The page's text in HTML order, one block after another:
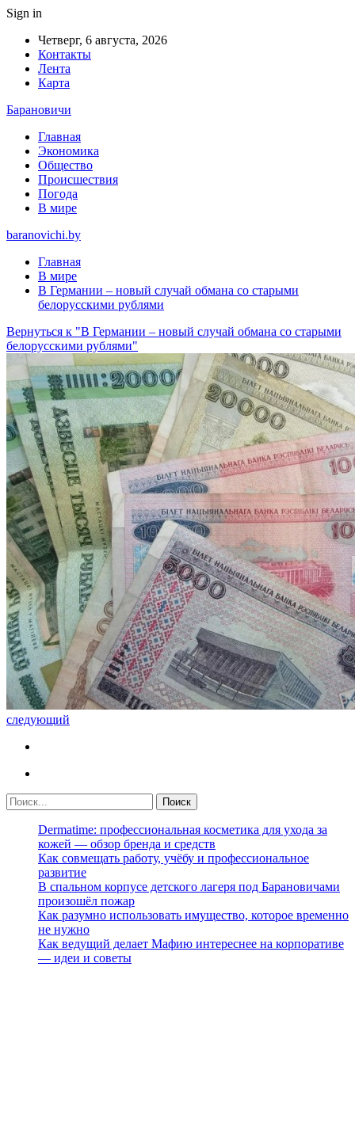
Sign in
Четверг, 6 августа, 2026
Контакты
Лента
Карта
Барановичи
Главная
Экономика
Общество
Происшествия
Погода
В мире
baranovichi.by
Главная
В мире
В Германии – новый случай обмана со старыми
белорусскими рублями
Вернуться к "В Германии – новый случай обмана со старыми
белорусскими рублями"
следующий
Dermatime: профессиональная косметика для ухода за
кожей — обзор бренда и средств
Как совмещать работу, учёбу и профессиональное
развитие
В спальном корпусе детского лагеря под Барановичами
произошёл пожар
Как разумно использовать имущество, которое временно
не нужно
Как ведущий делает Мафию интереснее на корпоративе
— идеи и советы